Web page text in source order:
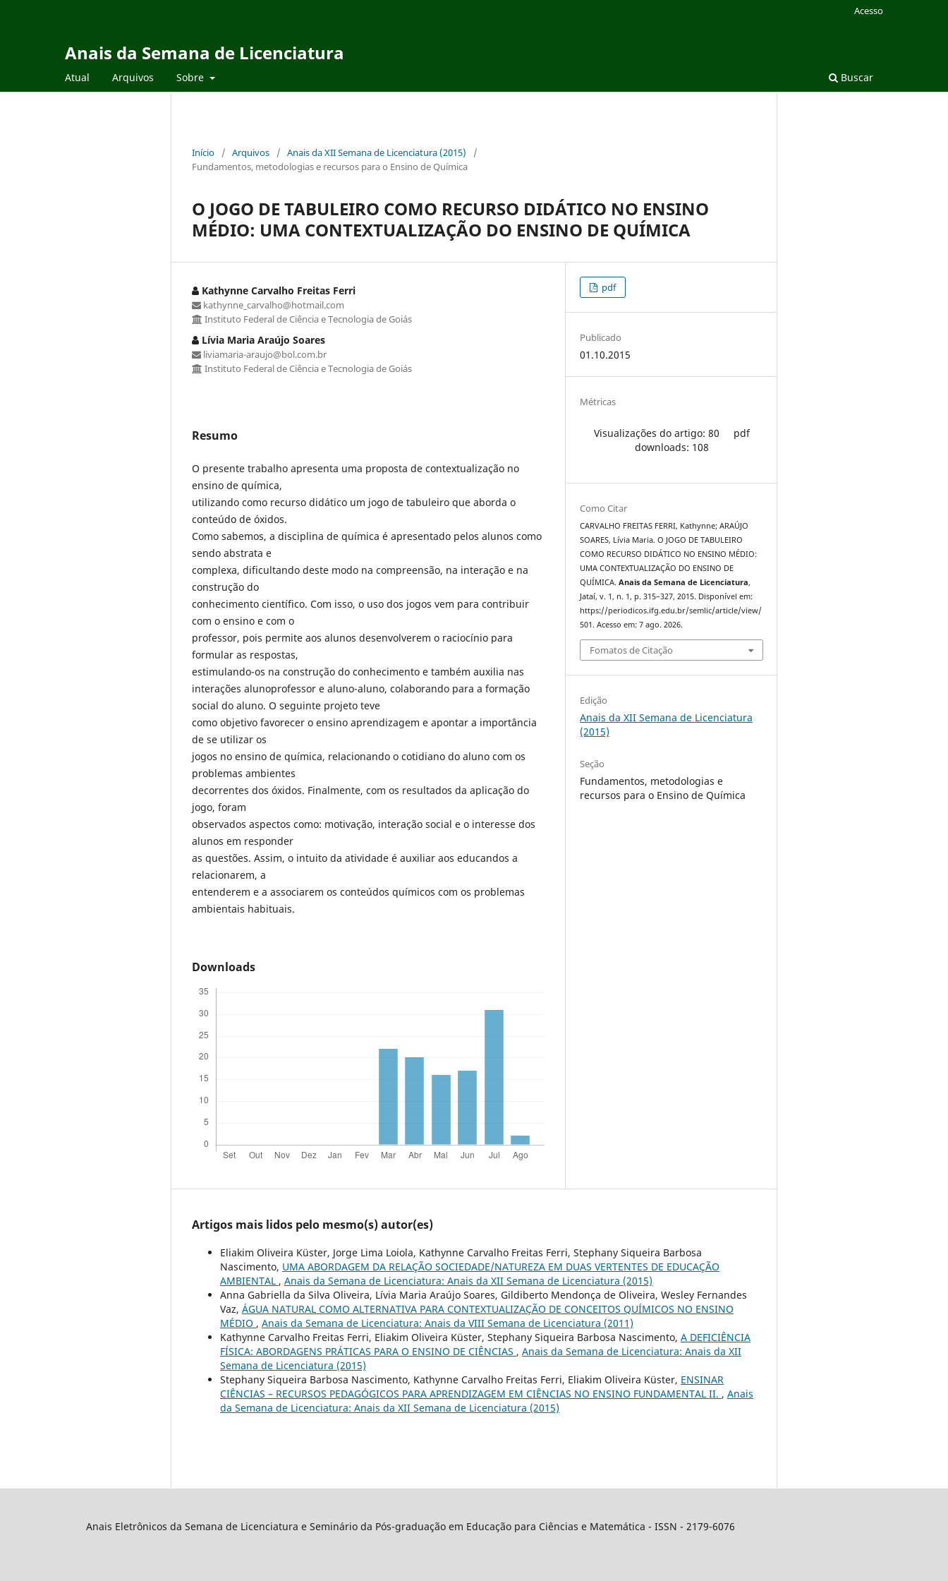
Anais da Semana de Licenciatura
Atual Arquivos Sobre Buscar
Acesso
Início / Arquivos / Anais da XII Semana de Licenciatura (2015)
/
Fundamentos, metodologias e recursos para o Ensino de Química
O JOGO DE TABULEIRO COMO RECURSO DIDÁTICO NO ENSINO
MÉDIO: UMA CONTEXTUALIZAÇÃO DO ENSINO DE QUÍMICA
Kathynne Carvalho Freitas Ferri
kathynne_carvalho@hotmail.com
Instituto Federal de Ciência e Tecnologia de Goiás
Lívia Maria Araújo Soares
liviamaria-araujo@bol.com.br
Instituto Federal de Ciência e Tecnologia de Goiás
Resumo
O presente trabalho apresenta uma proposta de contextualização no
ensino de química,
utilizando como recurso didático um jogo de tabuleiro que aborda o
conteúdo de óxidos.
Como sabemos, a disciplina de química é apresentado pelos alunos como
sendo abstrata e
complexa, dificultando deste modo na compreensão, na interação e na
construção do
conhecimento científico. Com isso, o uso dos jogos vem para contribuir
com o ensino e com o
professor, pois permite aos alunos desenvolverem o raciocínio para
formular as respostas,
estimulando-os na construção do conhecimento e também auxilia nas
interações alunoprofessor e aluno-aluno, colaborando para a formação
social do aluno. O seguinte projeto teve
como objetivo favorecer o ensino aprendizagem e apontar a importância
de se utilizar os
jogos no ensino de química, relacionando o cotidiano do aluno com os
problemas ambientes
decorrentes dos óxidos. Finalmente, com os resultados da aplicação do
jogo, foram
observados aspectos como: motivação, interação social e o interesse dos
alunos em responder
as questões. Assim, o intuito da atividade é auxiliar aos educandos a
relacionarem, a
entenderem e a associarem os conteúdos químicos com os problemas
ambientais habituais.
Downloads
pdf
Publicado
01.10.2015
Métricas
Visualizações do artigo: 80
pdf
downloads: 108
Como Citar
CARVALHO FREITAS FERRI, Kathynne; ARAÚJO
SOARES, Lívia Maria. O JOGO DE TABULEIRO
COMO RECURSO DIDÁTICO NO ENSINO MÉDIO:
UMA CONTEXTUALIZAÇÃO DO ENSINO DE
QUÍMICA.Anais da Semana de Licenciatura,
Jataí, v. 1, n. 1, p. 315–327, 2015. Disponível em:
https://periodicos.ifg.edu.br/semlic/article/view/
501. Acesso em: 7 ago. 2026.
Fomatos de Citação
Edição
Anais da XII Semana de Licenciatura
(2015)
Seção
Fundamentos, metodologias e
recursos para o Ensino de Química
Artigos mais lidos pelo mesmo(s) autor(es)
Eliakim Oliveira Küster, Jorge Lima Loiola, Kathynne Carvalho Freitas Ferri, Stephany Siqueira Barbosa
Nascimento, UMA ABORDAGEM DA RELAÇÃO SOCIEDADE/NATUREZA EM DUAS VERTENTES DE EDUCAÇÃO
AMBIENTAL , Anais da Semana de Licenciatura: Anais da XII Semana de Licenciatura (2015)
Anna Gabriella da Silva Oliveira, Lívia Maria Araújo Soares, Gildiberto Mendonça de Oliveira, Wesley Fernandes
Vaz, ÁGUA NATURAL COMO ALTERNATIVA PARA CONTEXTUALIZAÇÃO DE CONCEITOS QUÍMICOS NO ENSINO
MÉDIO , Anais da Semana de Licenciatura: Anais da VIII Semana de Licenciatura (2011)
Kathynne Carvalho Freitas Ferri, Eliakim Oliveira Küster, Stephany Siqueira Barbosa Nascimento, A DEFICIÊNCIA
FÍSICA: ABORDAGENS PRÁTICAS PARA O ENSINO DE CIÊNCIAS , Anais da Semana de Licenciatura: Anais da XII
Semana de Licenciatura (2015)
Stephany Siqueira Barbosa Nascimento, Kathynne Carvalho Freitas Ferri, Eliakim Oliveira Küster, ENSINAR
CIÊNCIAS – RECURSOS PEDAGÓGICOS PARA APRENDIZAGEM EM CIÊNCIAS NO ENSINO FUNDAMENTAL II. , Anais
da Semana de Licenciatura: Anais da XII Semana de Licenciatura (2015)
Anais Eletrônicos da Semana de Licenciatura e Seminário da Pós-graduação em Educação para Ciências e Matemática - ISSN - 2179-6076